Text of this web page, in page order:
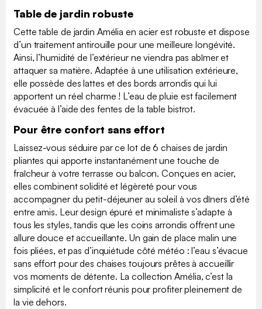
Table de jardin robuste
Cette table de jardin Amélia en acier est robuste et dispose
d’un traitement antirouille pour une meilleure longévité.
Ainsi, l’humidité de l’extérieur ne viendra pas abîmer et
attaquer sa matière. Adaptée à une utilisation extérieure,
elle possède des lattes et des bords arrondis qui lui
apportent un réel charme ! L’eau de pluie est facilement
évacuée à l’aide des fentes de la table bistrot.
Pour être confort sans effort
Laissez-vous séduire par ce lot de 6 chaises de jardin
pliantes qui apporte instantanément une touche de
fraîcheur à votre terrasse ou balcon. Conçues en acier,
elles combinent solidité et légèreté pour vous
accompagner du petit-déjeuner au soleil à vos dîners d’été
entre amis. Leur design épuré et minimaliste s’adapte à
tous les styles, tandis que les coins arrondis offrent une
allure douce et accueillante. Un gain de place malin une
fois pliées, et pas d’inquiétude côté météo : l’eau s’évacue
sans effort pour des chaises toujours prêtes à accueillir
vos moments de détente. La collection Amélia, c’est la
simplicité et le confort réunis pour profiter pleinement de
la vie dehors.